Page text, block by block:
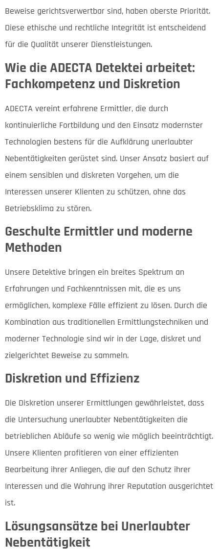
Beweise gerichtsverwertbar sind, haben oberste Priorität.
Diese ethische und rechtliche Integrität ist entscheidend
für die Qualität unserer Dienstleistungen.
Wie die ADECTA Detektei arbeitet:
Fachkompetenz und Diskretion
ADECTA vereint erfahrene Ermittler, die durch
kontinuierliche Fortbildung und den Einsatz modernster
Technologien bestens für die Aufklärung unerlaubter
Nebentätigkeiten gerüstet sind. Unser Ansatz basiert auf
einem sensiblen und diskreten Vorgehen, um die
Interessen unserer Klienten zu schützen, ohne das
Betriebsklima zu stören.
Geschulte Ermittler und moderne
Methoden
Unsere Detektive bringen ein breites Spektrum an
Erfahrungen und Fachkenntnissen mit, die es uns
ermöglichen, komplexe Fälle effizient zu lösen. Durch die
Kombination aus traditionellen Ermittlungstechniken und
moderner Technologie sind wir in der Lage, diskret und
zielgerichtet Beweise zu sammeln.
Diskretion und Effizienz
Die Diskretion unserer Ermittlungen gewährleistet, dass
die Untersuchung unerlaubter Nebentätigkeiten die
betrieblichen Abläufe so wenig wie möglich beeinträchtigt.
Unsere Klienten profitieren von einer effizienten
Bearbeitung ihrer Anliegen, die auf den Schutz ihrer
Interessen und die Wahrung ihrer Reputation ausgerichtet
ist.
Lösungsansätze bei Unerlaubter
Nebentätigkeit